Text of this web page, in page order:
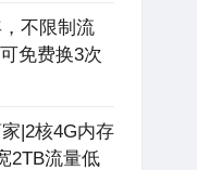
不限制流
免费换3次
|2核4G内存
2TB流量低